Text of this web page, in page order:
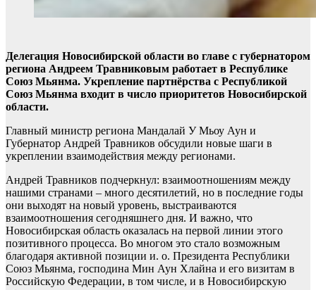
Делегация Новосибирской области во главе с губернатором
региона Андреем Травниковым работает в Республике
Союз Мьянма. Укрепление партнёрства с Республикой
Союз Мьянма входит в число приоритетов Новосибирской
области.
Главный министр региона Мандалай У Мьоу Аун и
Губернатор Андрей Травников обсудили новые шаги в
укреплении взаимодействия между регионами.
Андрей Травников подчеркнул: взаимоотношениям между
нашими странами – много десятилетий, но в последние годы
они выходят на новый уровень, выстраиваются
взаимоотношения сегодняшнего дня. И важно, что
Новосибирская область оказалась на первой линии этого
позитивного процесса. Во многом это стало возможным
благодаря активной позиции и. о. Президента Республики
Союз Мьянма, господина Мин Аун Хлайна и его визитам в
Российскую Федерации, в том числе, и в Новосибирскую